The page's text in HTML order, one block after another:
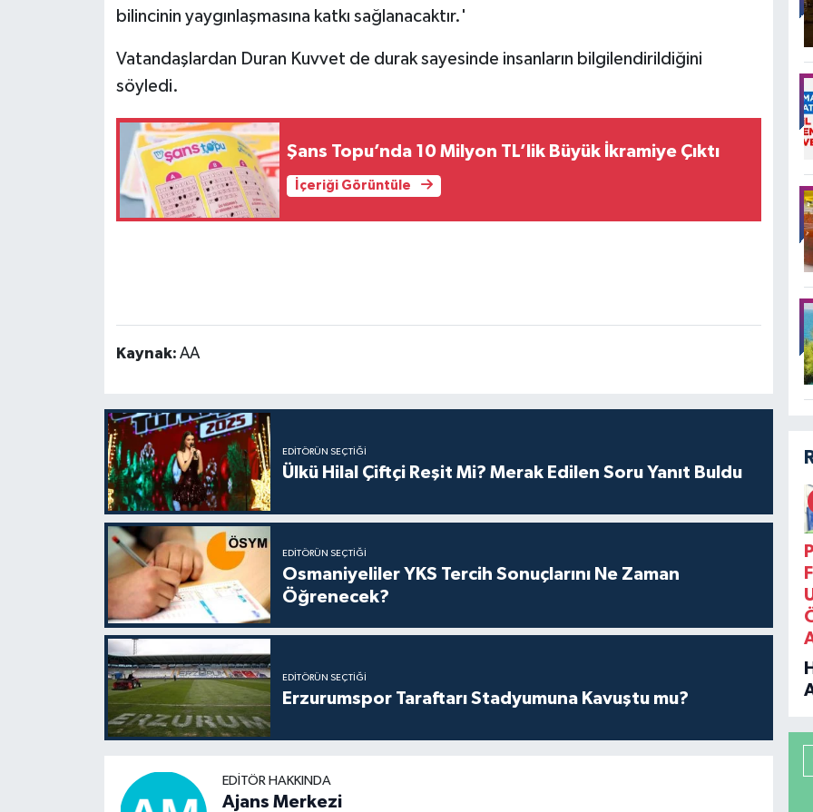
bilincinin yaygınlaşmasına katkı sağlanacaktır.'
Vatandaşlardan Duran Kuvvet de durak sayesinde insanların bilgilendirildiğini
söyledi.
Şans Topu’nda 10 Milyon TL’lik Büyük İkramiye Çıktı
İçeriği Görüntüle
Kaynak: AA
EDITÖRÜN SEÇTIĞI
Ülkü Hilal Çiftçi Reşit Mi? Merak Edilen Soru Yanıt Buldu
EDITÖRÜN SEÇTIĞI
Osmaniyeliler YKS Tercih Sonuçlarını Ne Zaman
Öğrenecek?
EDITÖRÜN SEÇTIĞI
Erzurumspor Taraftarı Stadyumuna Kavuştu mu?
EDITÖR HAKKINDA
Ajans Merkezi